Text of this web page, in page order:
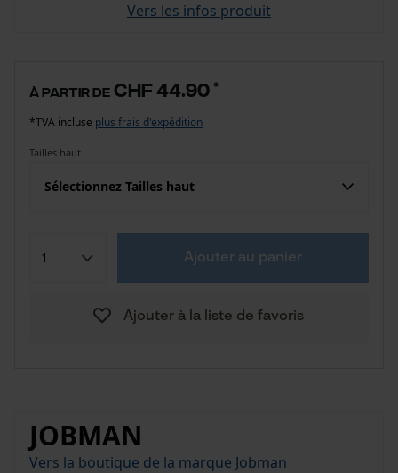
Vers les infos produit
à partir de CHF 44.90 *
*TVA incluse plus frais d'expédition
Tailles haut
Sélectionnez Tailles haut
Ajouter au panier
Ajouter à la liste de favoris
JOBMAN
Vers la boutique de la marque Jobman